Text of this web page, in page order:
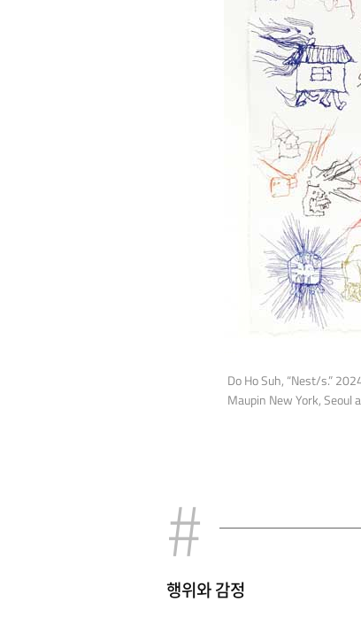
Do Ho Suh, “Nest/s.”
Maupin New York, Seoul
행위와 감정